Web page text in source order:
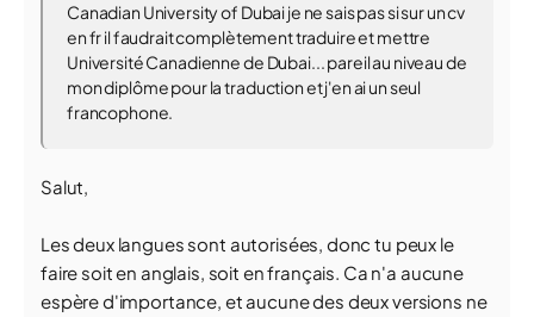
Canadian University of Dubai je ne sais pas si sur un cv
en fr il faudrait complètement traduire et mettre
Université Canadienne de Dubai... pareil au niveau de
mon diplôme pour la traduction et j'en ai un seul
francophone.
Salut,
Les deux langues sont autorisées, donc tu peux le
faire soit en anglais, soit en français. Ca n'a aucune
espère d'importance, et aucune des deux versions ne